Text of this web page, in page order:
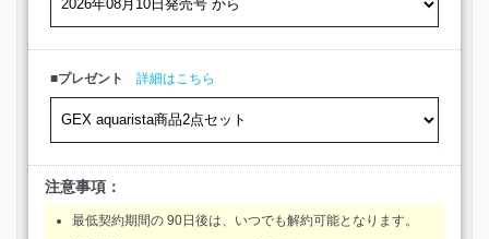
■プレゼント詳細はこちら
注意事項：
最低契約期間の 90日後は、いつでも解約可能となります。